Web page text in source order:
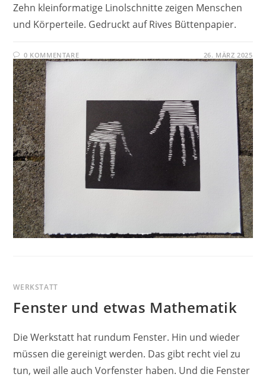
Zehn kleinformatige Linolschnitte zeigen Menschen
und Körperteile. Gedruckt auf Rives Büttenpapier.
0 KOMMENTARE 26. MÄRZ 2025
WERKSTATT
Fenster und etwas Mathematik
Die Werkstatt hat rundum Fenster. Hin und wieder
müssen die gereinigt werden. Das gibt recht viel zu
tun, weil alle auch Vorfenster haben. Und die Fenster